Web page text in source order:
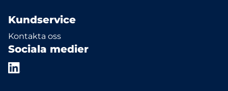
Kundservice
Kontakta oss
Sociala medier